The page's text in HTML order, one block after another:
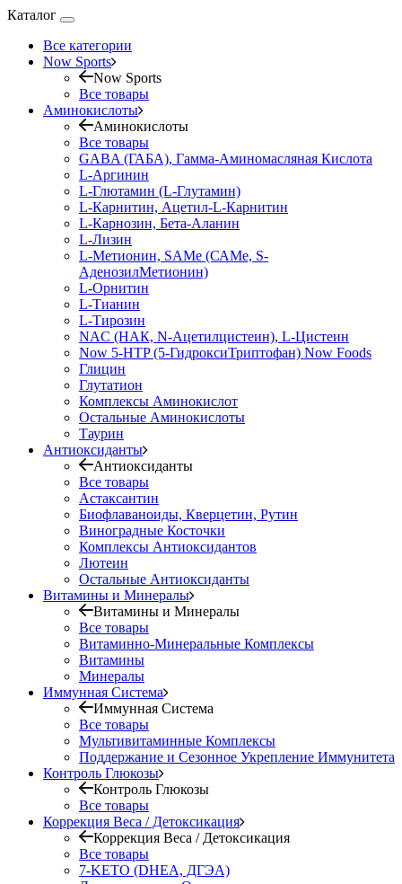
Каталог
Все категории
Now Sports
Now Sports
Все товары
Аминокислоты
Аминокислоты
Все товары
GABA (ГАБА), Гамма-Аминомасляная Кислота
L-Аргинин
L-Глютамин (L-Глутамин)
L-Карнитин, Ацетил-L-Карнитин
L-Карнозин, Бета-Аланин
L-Лизин
L-Метионин, SAMe (САМе, S-
АденозилМетионин)
L-Орнитин
L-Тианин
L-Тирозин
NAC (НАК, N-Ацетилцистеин), L-Цистеин
Now 5-HTP (5-ГидроксиТриптофан) Now Foods
Глицин
Глутатион
Комплексы Аминокислот
Остальные Аминокислоты
Таурин
Антиоксиданты
Антиоксиданты
Все товары
Астаксантин
Биофлаваноиды, Кверцетин, Рутин
Виноградные Косточки
Комплексы Антиоксидантов
Лютеин
Остальные Антиоксиданты
Витамины и Минералы
Витамины и Минералы
Все товары
Витаминно-Минеральные Комплексы
Витамины
Минералы
Иммунная Система
Иммунная Система
Все товары
Мультивитаминные Комплексы
Поддержание и Сезонное Укрепление Иммунитета
Контроль Глюкозы
Контроль Глюкозы
Все товары
Коррекция Веса / Детоксикация
Коррекция Веса / Детоксикация
Все товары
7-KETO (DHEA, ДГЭА)